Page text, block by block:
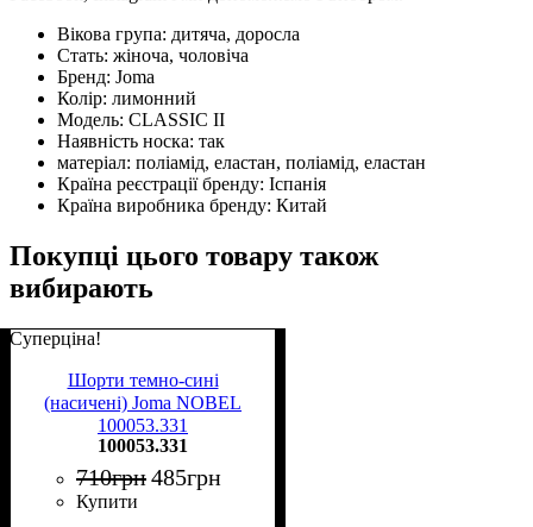
Вікова група: дитяча, доросла
Стать: жіноча, чоловіча
Бренд: Joma
Колір: лимонний
Модель: CLASSIC II
Наявність носка: так
матеріал: поліамід, еластан, поліамід, еластан
Країна реєстрації бренду: Іспанія
Країна виробника бренду: Китай
Покупці цього товару також
вибирають
Суперціна!
Шорти темно-сині
(насичені) Joma NOBEL
100053.331
100053.331
710грн485грн
Купити